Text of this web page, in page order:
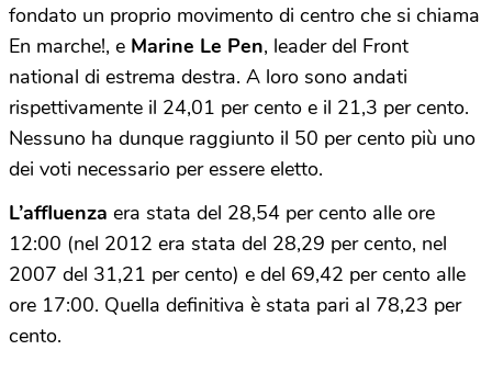
fondato un proprio movimento di centro che si chiama
En marche!, e Marine Le Pen, leader del Front
national di estrema destra. A loro sono andati
rispettivamente il 24,01 per cento e il 21,3 per cento.
Nessuno ha dunque raggiunto il 50 per cento più uno
dei voti necessario per essere eletto.
L’affluenza era stata del 28,54 per cento alle ore
12:00 (nel 2012 era stata del 28,29 per cento, nel
2007 del 31,21 per cento) e del 69,42 per cento alle
ore 17:00. Quella definitiva è stata pari al 78,23 per
cento.